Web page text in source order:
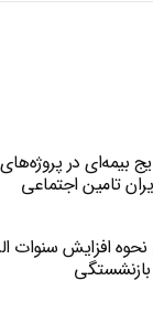
بیمه‌ای در
تامین اجتماعی
نحوه افزایش سنوات
بازنشستگی